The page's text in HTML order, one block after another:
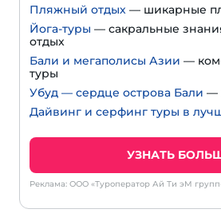
Пляжный отдых — шикарные
Йога-туры — сакральные
отдых
Бали и мегаполисы Азии —
туры
Убуд — сердце острова Бали —
Дайвинг и серфинг туры в
УЗНАТЬ
Реклама: ООО «Туроператор Ай Ти эМ